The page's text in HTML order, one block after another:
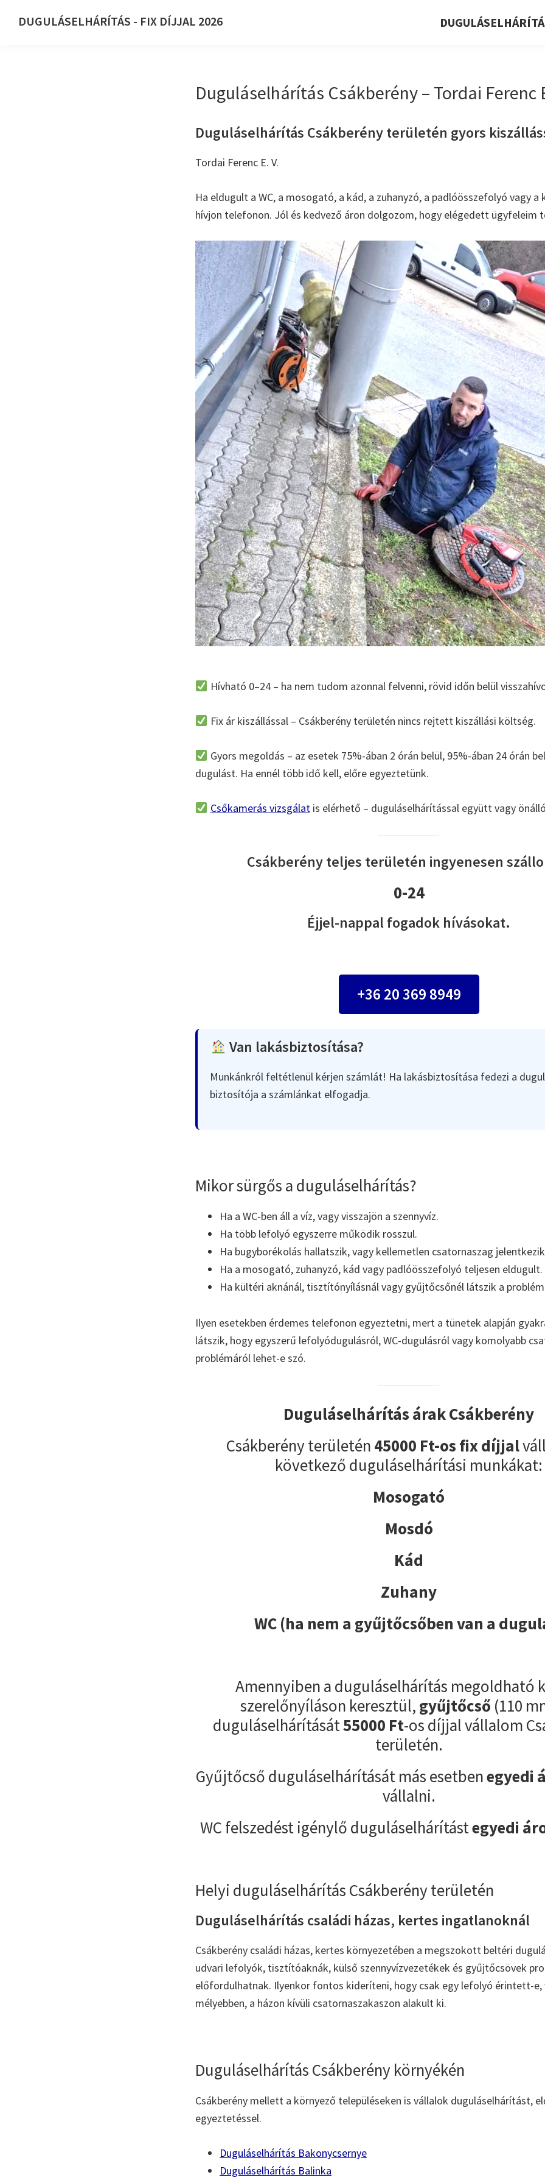
DUGULÁSELHÁRÍTÁS - FIX DÍJJAL 2026
Duguláselhárítás Csákberény – Tordai Ferenc
Duguláselhárítás Csákberény területén gyors
Tordai Ferenc E. V.
Ha eldugult a WC, a mosogató, a kád, a zuhanyzó, a padlóösszefolyó vagy
hívjon telefonon. Jól és kedvező áron dolgozom, hogy elégedett ügyfeleim
Hívható 0–24 – ha nem tudom azonnal felvenni, rövid időn belül
Fix ár kiszállással – Csákberény területén nincs rejtett kiszállási költség.
Gyors megoldás – az esetek 75%-ában 2 órán belül, 95%-ában 24 órán
dugulást. Ha ennél több idő kell, előre egyeztetünk.
Csőkamerás vizsgálatis elérhető – duguláselhárítással együtt vagy
Csákberény teljes területén ingyenesen
0-24
Éjjel-nappal fogadok hívásokat.
+36 20 369 8949
Van lakásbiztosítása?
Munkánkról feltétlenül kérjen számlát! Ha lakásbiztosítása fedezi a
biztosítója a számlánkat elfogadja.
Mikor sürgős a duguláselhárítás?
Ha a WC-ben áll a víz, vagy visszajön a szennyvíz.
Ha több lefolyó egyszerre működik rosszul.
Ha bugyborékolás hallatszik, vagy kellemetlen csatornaszag
Ha a mosogató, zuhanyzó, kád vagy padlóösszefolyó teljesen eldugult.
Ha kültéri aknánál, tisztítónyílásnál vagy gyűjtőcsőnél látszik a
Ilyen esetekben érdemes telefonon egyeztetni, mert a tünetek alapján
látszik, hogy egyszerű lefolyódugulásról, WC-dugulásról vagy komolyabb
problémáról lehet-e szó.
Duguláselhárítás árak Csákberény
Csákberény területén 45000 Ft-os fix díjjal
következő duguláselhárítási munkákat:
Mosogató
Mosdó
Kád
Zuhany
WC (ha nem a gyűjtőcsőben van a
Amennyiben a duguláselhárítás megoldható
szerelőnyíláson keresztül, gyűjtőcső (110
duguláselhárítását55000 Ft-os díjjal vállalom
területén.
Gyűjtőcső duguláselhárítását más esetbenegyedi
vállalni.
WC felszedést igénylő duguláselhárítástegyedi
Helyi duguláselhárítás Csákberény területén
Duguláselhárítás családi házas, kertes ingatlanoknál
Csákberény családi házas, kertes környezetében a megszokott beltéri
udvari lefolyók, tisztítóaknák, külső szennyvízvezetékek és gyűjtőcsövek
előfordulhatnak. Ilyenkor fontos kideríteni, hogy csak egy lefolyó érintett-e,
mélyebben, a házon kívüli csatornaszakaszon alakult ki.
Duguláselhárítás Csákberény környékén
Csákberény mellett a környező településeken is vállalok duguláselhárítást,
egyeztetéssel.
Duguláselhárítás Bakonycsernye
Duguláselhárítás Balinka